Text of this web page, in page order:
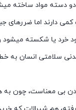
از دو دسته مواد ساخته
اما ضررهای
خرد یا شکسته میشود
سلامتی انسان به
بی معناست، چون